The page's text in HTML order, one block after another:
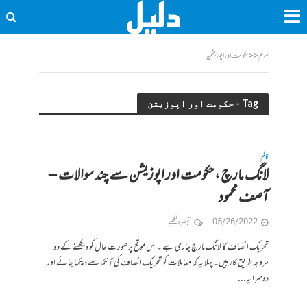
ہوم<<حکومت اور اپوزیشن
Tag - حکومت اور اپوزیشن
کالم
لانگ مارچ ،حکومت اور اپوزیشن سے چند سوالات –
آصف محمود
05/26/2022 تبصرہ لکھیے
تحریک انصاف کا لانگ مارچ جاری ہے ۔اس موقع پر صورت حال کو دیکھنے کے دو
مروجہ طریق کار ہیں۔ پہلا یہ کہ معاملات کو تحریک انصاف کی آنکھ سے دیکھا جائے اور
دوسرا یہ...